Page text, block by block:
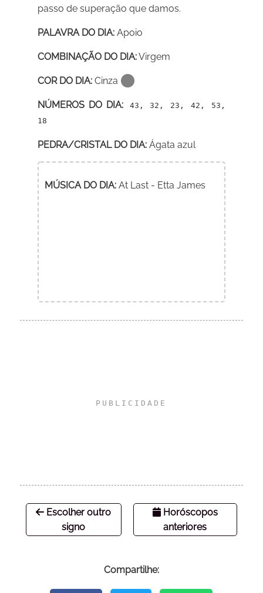
passo de superação que damos.
PALAVRA DO DIA: Apoio
COMBINAÇÃO DO DIA:Virgem
COR DO DIA: Cinza
NÚMEROS DO DIA:43, 32, 23, 42, 53,
18
PEDRA/CRISTAL DO DIA: Ágata azul
MÚSICA DO DIA: At Last - Etta James
Escolher outro
signo
Horóscopos
anteriores
Compartilhe: